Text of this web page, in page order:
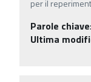
per il
Parole chiave:
Ultima